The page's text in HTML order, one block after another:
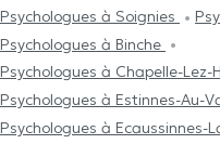
Psychologues à Soignies
Psychologues à Binche
Psychologues à Chapelle-Lez-
Psychologues à Estinnes-Au-
Psychologues à Ecaussinnes-